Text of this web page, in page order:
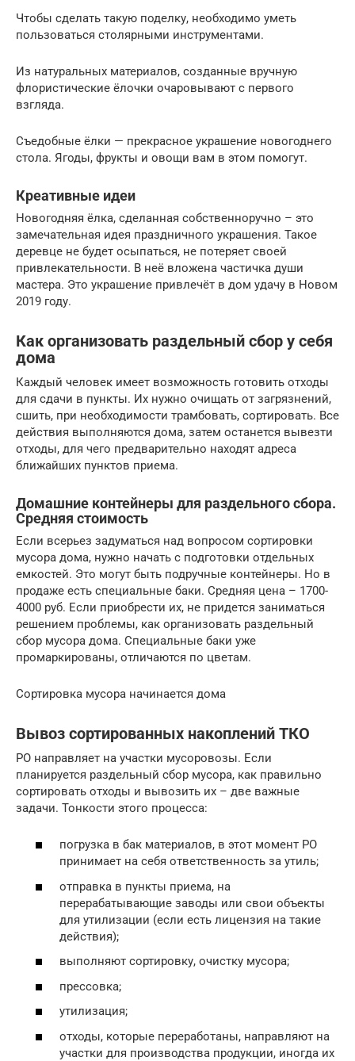
Чтобы сделать такую поделку, необходимо уметь
пользоваться столярными инструментами.
Из натуральных материалов, созданные вручную
флористические ёлочки очаровывают с первого
взгляда.
Съедобные ёлки — прекрасное украшение новогоднего
стола. Ягоды, фрукты и овощи вам в этом помогут.
Креативные идеи
Новогодняя ёлка, сделанная собственноручно – это
замечательная идея праздничного украшения. Такое
деревце не будет осыпаться, не потеряет своей
привлекательности. В неё вложена частичка души
мастера. Это украшение привлечёт в дом удачу в Новом
2019 году.
Как организовать раздельный сбор у себя
дома
Каждый человек имеет возможность готовить отходы
для сдачи в пункты. Их нужно очищать от загрязнений,
сшить, при необходимости трамбовать, сортировать. Все
действия выполняются дома, затем останется вывезти
отходы, для чего предварительно находят адреса
ближайших пунктов приема.
Домашние контейнеры для раздельного сбора.
Средняя стоимость
Если всерьез задуматься над вопросом сортировки
мусора дома, нужно начать с подготовки отдельных
емкостей. Это могут быть подручные контейнеры. Но в
продаже есть специальные баки. Средняя цена – 1700-
4000 руб. Если приобрести их, не придется заниматься
решением проблемы, как организовать раздельный
сбор мусора дома. Специальные баки уже
промаркированы, отличаются по цветам.
Сортировка мусора начинается дома
Вывоз сортированных накоплений ТКО
РО направляет на участки мусоровозы. Если
планируется раздельный сбор мусора, как правильно
сортировать отходы и вывозить их – две важные
задачи. Тонкости этого процесса:
погрузка в бак материалов, в этот момент РО
принимает на себя ответственность за утиль;
отправка в пункты приема, на
перерабатывающие заводы или свои объекты
для утилизации (если есть лицензия на такие
действия);
выполняют сортировку, очистку мусора;
прессовка;
утилизация;
отходы, которые переработаны, направляют на
участки для производства продукции, иногда их